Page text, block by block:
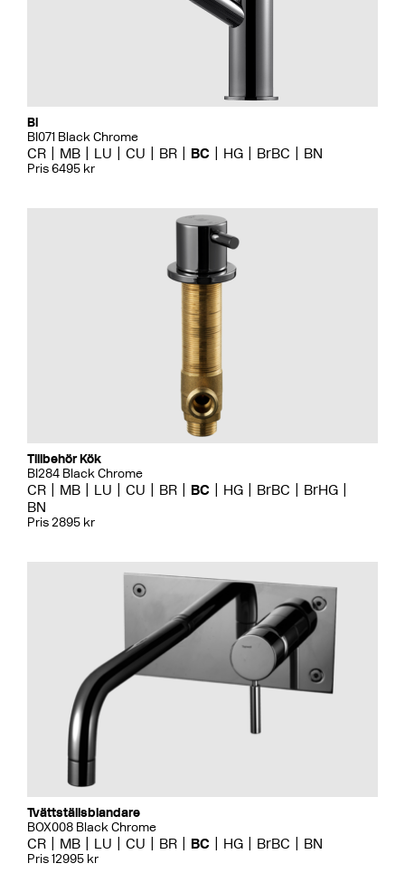
Bi
BI071 Black Chrome
CR MB LU CU BR BC HG BrBC BN
Pris 6495 kr
Tillbehör Kök
BI284 Black Chrome
CR MB LU CU BR BC HG BrBC
BrHG
BN
Pris 2895 kr
Tvättställsblandare
BOX008 Black Chrome
CR MB LU CU BR BC HG BrBC BN
Pris 12995 kr